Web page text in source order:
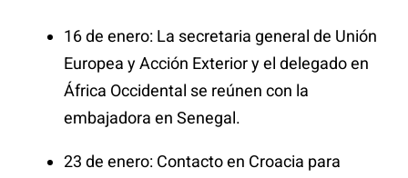
16 de enero: La secretaria general de Unión
Europea y Acción Exterior y el delegado en
África Occidental se reúnen con la
embajadora en Senegal.
23 de enero: Contacto en Croacia para